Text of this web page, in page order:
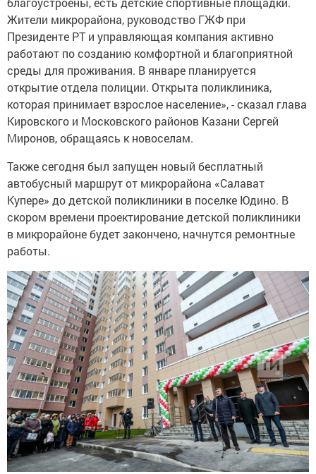
Жители микрорайона, руководство ГЖФ при
Президенте РТ и управляющая компания активно
работают по созданию комфортной и благоприятной
среды для проживания. В январе планируется
открытие отдела полиции. Открыта поликлиника,
которая принимает взрослое население», - сказал глава
Кировского и Московского районов Казани Сергей
Миронов, обращаясь к новоселам.
Также сегодня был запущен новый бесплатный
автобусный маршрут от микрорайона «Салават
Купере» до детской поликлиники в поселке Юдино. В
скором времени проектирование детской поликлиники
в микрорайоне будет закончено, начнутся ремонтные
работы.